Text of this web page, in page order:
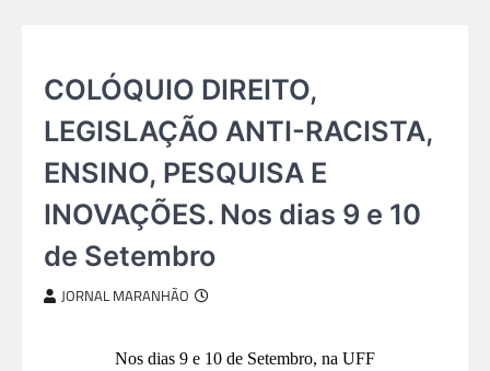
COLÓQUIO DIREITO,
LEGISLAÇÃO ANTI-RACISTA,
ENSINO, PESQUISA E
INOVAÇÕES. Nos dias 9 e 10
de Setembro
JORNAL MARANHÃO
Nos dias 9 e 10 de Setembro, na UFF